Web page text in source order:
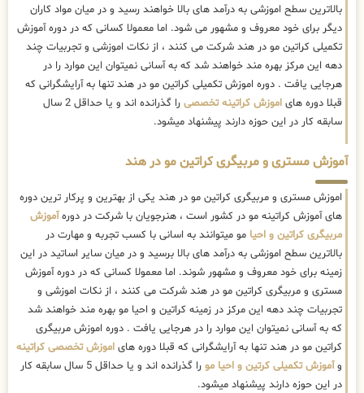
بالاترین سطح اموزشی به درآمد های بالا خواهند رسید و در میان مواد کاران
دیگر برای خود معروف و مشهور می شود. اما معمولا کسانی که در دوره آموزش
تکمیلی کراتین مو در هند شرکت می کنند ، از نکات اموزشی و تجربیات چند
دهه این مرکز بهره مند خواهند شد که به آسانی نمیتوان این موارد را در
هرجایی یافت . دوره اموزش تکمیلی کراتین مو در هند تنها به آرایشگرانی که
قبلا دوره های اموزش کراتینه تخصصی
را گذرانده اند و یا حداقل 2 سال
سابقه کار در این حوزه دارند پیشنهاد میشود.
آموزش مستری و مربیگری کراتین مو در هند
اموزش مستری و مربیگری کراتین مو در هند یکی از بهترین و پرکار ترین دوره
های آموزش کراتینه مو در کشور است ، هنرجویان با شرکت در دورهآموزش
مربیگری کراتین و احیا مو میتوانند به اسانی با کسب تجربه و مهارت در
بالاترین سطح اموزشی به درآمد های بالا برسید و در میان سایر اساتید در این
زمینه برای خود معروف و مشهور شوند. اما معمولا کسانی که در دوره آموزش
مستری و مربیگری کراتین مو در هند شرکت می کنند ، از نکات اموزشی و
تجربیات چند دهه این مرکز در زمینه کراتین و احیا مو بهره مند خواهند شد
که به آسانی نمیتوان این موارد را در هرجایی یافت . دوره اموزش مربیگری
کراتین مو در هند تنها به آرایشگرانی که قبلا دوره های اموزش تخصصی کراتینه
وآموزش تکمیلی کرتین و احیا مو
را گذرانده اند و یا حداقل 5 سال سابقه کار
در این حوزه دارند پیشنهاد میشود.